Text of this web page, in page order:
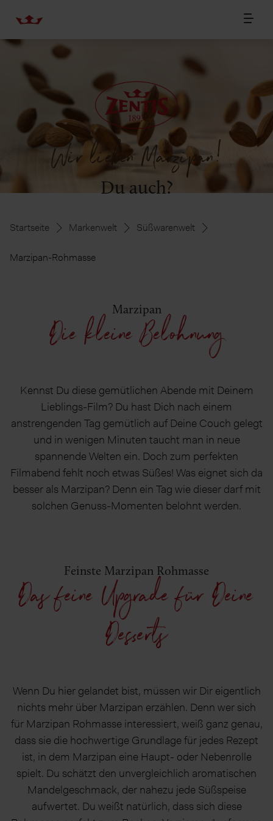
Wir lieben Marzipan!
Du auch?
Startseite Markenwelt Süßwarenwelt
Marzipan-Rohmasse
Marzipan
Die kleine Belohnung
Kennst Du diese gemütlichen Abende mit Deinem
Lieblings-Film? Du hast Dich nach einem
anstrengenden Tag gemütlich auf Deine Couch gelegt
und in wenigen Minuten taucht man in neue
spannende Welten ein. Doch zum perfekten
Filmabend fehlt noch etwas Süßes! Was eignet sich da
besser als Marzipan? Denn ein Tag wie dieser darf mit
solchen Genuss-Momenten belohnt werden.
Feinste Marzipan Rohmasse
Das feine Upgrade für Deine
Desserts
Wenn Du hier gelandet bist, müssen wir Dir eigentlich
nichts mehr über Marzipan erzählen. Denn wer sich
für Marzipan Rohmasse interessiert, weiß ganz genau,
dass sie die hochwertige Grundlage für jedes Rezept
ist, in dem Marzipan eine Haupt- oder Nebenrolle
spielt. Du schätzt den unvergleichlich aromatischen
Mandelgeschmack, der nahezu jede Süßspeise
aufwertet. Du weißt natürlich, dass sich diese